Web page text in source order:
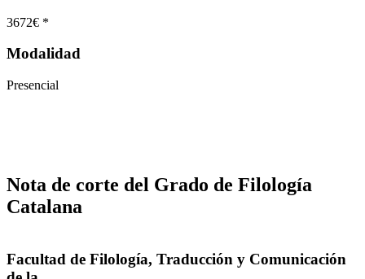
3672€ *
Modalidad
Presencial
Nota de corte del Grado de Filología
Catalana
Facultad de Filología, Traducción y Comunicación